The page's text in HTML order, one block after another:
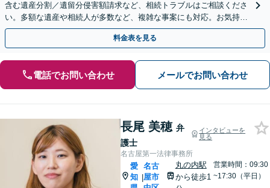
含む遺産分割／遺留分侵害額請求など、相続トラブルはご相談くださ
い。多額な遺産や相続人が多数など、複雑な事案にも対応。お気持ち
やご意向に寄り添いながら、最善の解決を目指します
料金表を見る
電話でお問い合わせ メールでお問い合わせ
長尾 美穂 弁
護士
インタビューを
見る
名古屋第一法律事務所
愛
知 |
名古
屋市
丸の内駅
から徒歩1
営業時間：09:30
~17:30（平日）